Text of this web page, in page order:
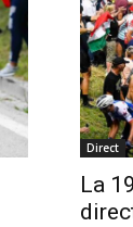
Direct
La